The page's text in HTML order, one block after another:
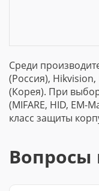
Среди
(Россия),
(Корея). При
(MIFARE, HID,
класс защиты
Вопросы